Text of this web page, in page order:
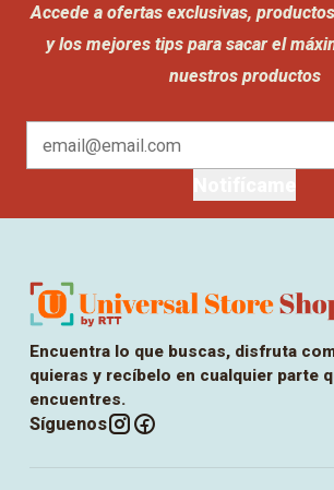
Accede a ofertas exclusivas,
y los mejores tips para sacar el
nuestros productos
Encuentra lo que buscas, disfruta
quieras y recíbelo en cualquier parte
encuentres.
Síguenos